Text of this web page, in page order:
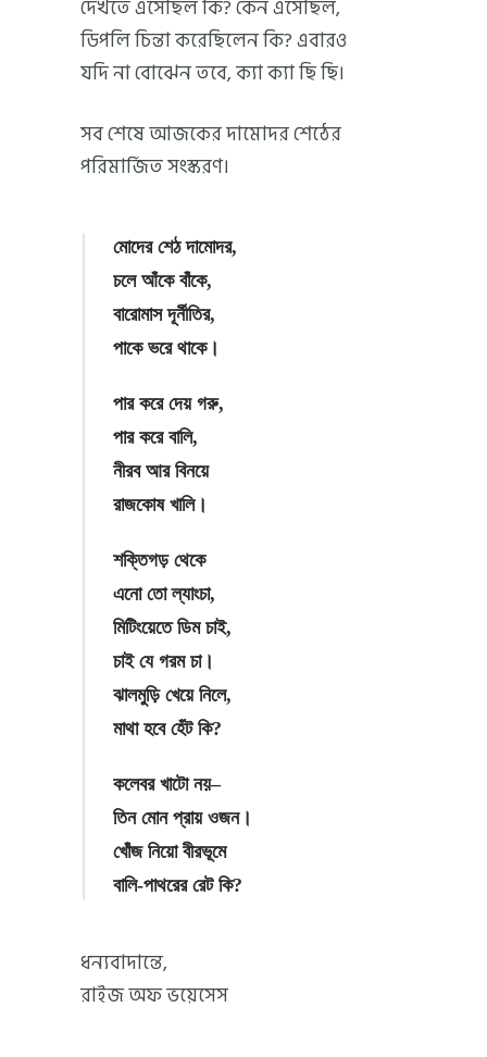
দেখতে এসেছিল কি? কেন এসেছিল,
ডিপলি চিন্তা করেছিলেন কি? এবারও
যদি না বোঝেন তবে, ক্যা ক্যা ছি ছি।
সব শেষে আজকের দামোদর শেঠের
পরিমার্জিত সংস্করণ।
মোদের শেঠ দামোদর,
চলে আঁকে বাঁকে,
বারোমাস দূর্নীতির,
পাকে ভরে থাকে।
পার করে দেয় গরু,
পার করে বালি,
নীরব আর বিনয়ে
রাজকোষ খালি।
শক্তিগড় থেকে
এনো তো ল্যাংচা,
মিটিংয়েতে ডিম চাই,
চাই যে গরম চা।
ঝালমুড়ি খেয়ে নিলে,
মাথা হবে হেঁট কি?
কলেবর খাটো নয়–
তিন মোন প্রায় ওজন।
খোঁজ নিয়ো বীরভূমে
বালি-পাথরের রেট কি?
ধন্যবাদান্তে,
রাইজ অফ ভয়েসেস